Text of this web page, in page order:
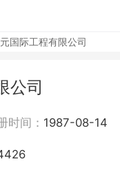
国际工程有限公司
公司
时间： 1987-08-14